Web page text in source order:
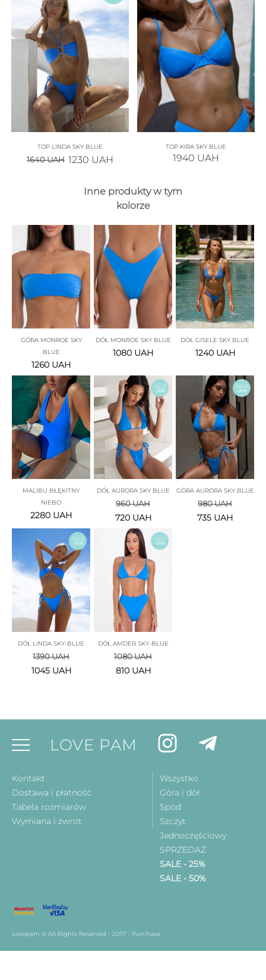
TOP LINDA SKY BLUE
1640UAH 1230 UAH
TOP KIRA SKY BLUE
1940 UAH
Inne produkty w tym
kolorze
GÓRA MONROE SKY
BLUE
1260 UAH
DÓŁ MONROE SKY BLUE
1080 UAH
DÓŁ GISELE SKY BLUE
1240 UAH
MALIBU BŁĘKITNY
NIEBO
2280 UAH
SALE
-25%
DÓŁ AURORA SKY BLUE
960UAH
720 UAH
SALE
-25%
GÓRA AURORA SKY BLUE
980UAH
735 UAH
SALE
-25%
DÓŁ LINDA SKY-BLUE
1390UAH
1045 UAH
SALE
-25%
DÓŁ AMDER SKY-BLUE
1080UAH
810 UAH
LOVE PAM
Kontakt
Dostawa i płatność
Tabela rozmiarów
Wymiana i zwrot
Wszystko
Góra i dół
Spód
Szczyt
Jednoczęściowy
SPRZEDAŻ
SALE - 25%
SALE - 50%
Lovepam © All Rights Reserved - 2017 - Purchase